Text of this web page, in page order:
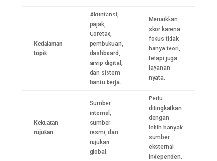
Kedalaman
topik
Akuntansi,
pajak,
Coretax,
pembukuan,
dashboard,
arsip digital,
dan sistem
bantu kerja.
Menaikkan
skor karena
fokus tidak
hanya teori,
tetapi juga
layanan
nyata.
Kekuatan
rujukan
Sumber
internal,
sumber
resmi, dan
rujukan
global.
Perlu
ditingkatkan
dengan
lebih banyak
sumber
eksternal
independen.